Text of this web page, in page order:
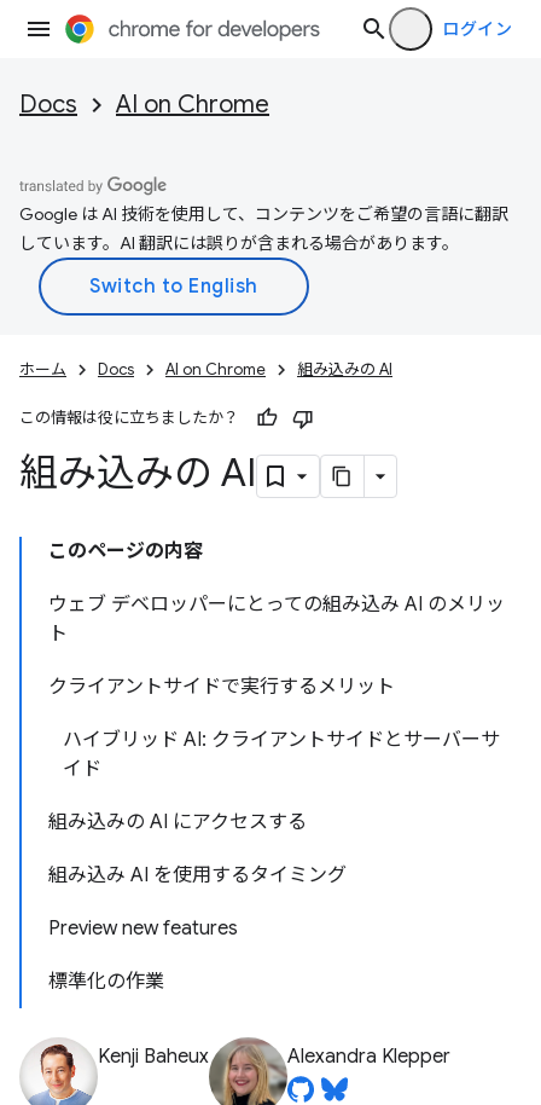
ログイン
Docs AI on Chrome
Google は AI 技術を使用して、コンテンツをご希望の言語に翻訳
しています。AI 翻訳には誤りが含まれる場合があります。
ホーム Docs AI on Chrome 組み込みの AI
この情報は役に立ちましたか？
組み込みの AI
このページの内容
ウェブ デベロッパーにとっての組み込み AI のメリッ
ト
クライアントサイドで実行するメリット
ハイブリッド AI: クライアントサイドとサーバーサ
イド
組み込みの AI にアクセスする
組み込み AI を使用するタイミング
Preview new features
標準化の作業
Kenji Baheux Alexandra Klepper